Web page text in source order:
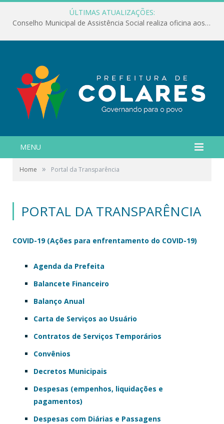
ÚLTIMAS ATUALIZAÇÕES:
Conselho Municipal de Assistência Social realiza oficina aos servidores
MENU
Home » Portal da Transparência
PORTAL DA TRANSPARÊNCIA
COVID-19 (Ações para enfrentamento do COVID-19)
Agenda da Prefeita
Balancete Financeiro
Balanço Anual
Carta de Serviços ao Usuário
Contratos de Serviços Temporários
Convênios
Decretos Municipais
Despesas (empenhos, liquidações e
pagamentos)
Despesas com Diárias e Passagens